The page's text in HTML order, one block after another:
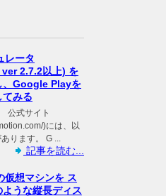
レータ
2.7.2以上) を
、Google Playを
てみる
公式サイト
)には、以
ります。 G ...
記事を読む...
想マシンを ス
うな縦長ディス